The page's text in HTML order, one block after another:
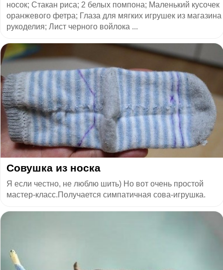
носок; Стакан риса; 2 белых помпона; Маленький кусочек
оранжевого фетра; Глаза для мягких игрушек из магазина
рукоделия‏; Лист черного войлока ...
Совушка из носка
Я если честно, не люблю шить) Но вот очень простой
мастер-класс.Получается симпатичная сова-игрушка.